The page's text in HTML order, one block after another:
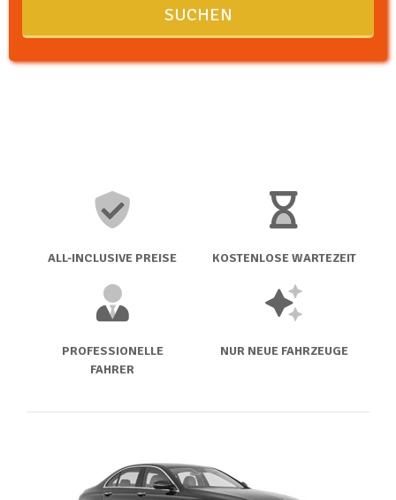
SUCHEN
ALL-INCLUSIVE PREISE KOSTENLOSE WARTEZEIT
PROFESSIONELLE
FAHRER
NUR NEUE FAHRZEUGE